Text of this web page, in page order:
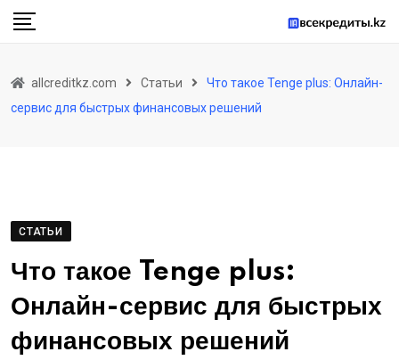
Skip
allcreditkz.com Статьи
Что такое Tenge plus: Онлайн-
сервис для быстрых финансовых решений
СТАТЬИ
Что такое Tenge plus:
Онлайн-сервис для быстрых
финансовых решений